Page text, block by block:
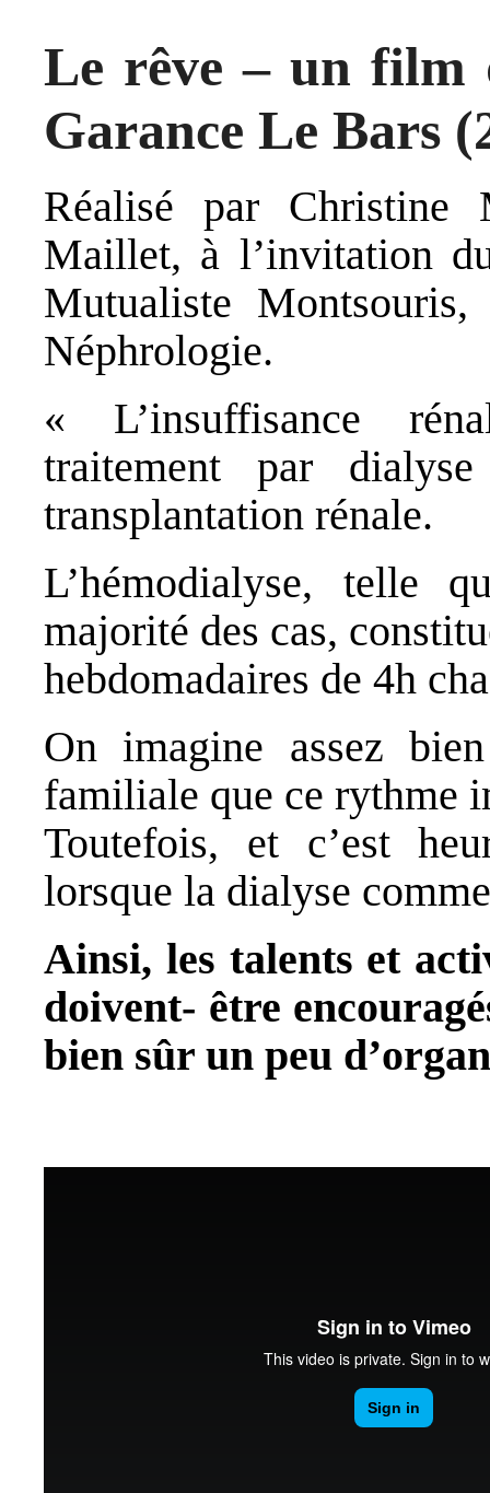
Le rêve – un film
Garance Le Bars
Réalisé par
Maillet, à l’invitation
Mutualiste
Néphrologie.
« L’insuffisance
traitement par
transplantation rénale.
L’hémodialyse, telle
majorité des cas,
hebdomadaires de 4h
On imagine assez
familiale que ce rythme
Toutefois, et c’est
lorsque la dialyse
Ainsi, les talents et
doivent- être
bien sûr un peu